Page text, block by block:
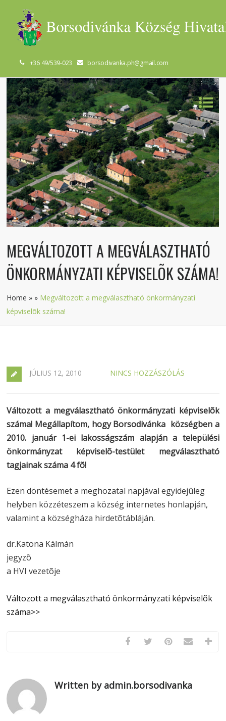
+36 49/539-023 borsodivanka.ph@gmail.com
MEGVÁLTOZOTT A MEGVÁLASZTHATÓ
ÖNKORMÁNYZATI KÉPVISELÕK SZÁMA!
Home » » Megváltozott a megválasztható önkormányzati
képviselõk száma!
JÚLIUS 12, 2010 NINCS HOZZÁSZÓLÁS
Változott a megválasztható önkormányzati képviselõk
száma! Megállapítom, hogy Borsodivánka községben a
2010. január 1-ei lakosságszám alapján a települési
önkormányzat képviselõ-testület megválasztható
tagjainak száma 4 fõ!
Ezen döntésemet a meghozatal napjával egyidejûleg
helyben közzéteszem a község internetes honlapján,
valamint a községháza hirdetõtábláján.
dr.Katona Kálmán
jegyzõ
a HVI vezetõje
Változott a megválasztható önkormányzati képviselõk
száma>>
Written by admin.borsodivanka